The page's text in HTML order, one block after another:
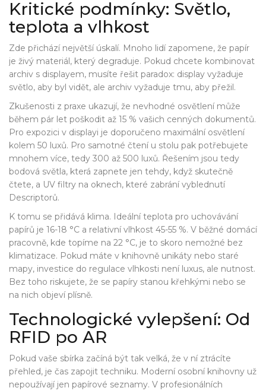
Kritické podmínky: Světlo,
teplota a vlhkost
Zde přichází největší úskalí. Mnoho lidí zapomene, že papír
je živý materiál, který degraduje. Pokud chcete kombinovat
archiv s displayem, musíte řešit paradox: display vyžaduje
světlo, aby byl vidět, ale archiv vyžaduje tmu, aby přežil.
Zkušenosti z praxe ukazují, že nevhodné osvětlení může
během pár let poškodit až 15 % vašich cenných dokumentů.
Pro expozici v displayi je doporučeno maximální osvětlení
kolem 50 luxů. Pro samotné čtení u stolu pak potřebujete
mnohem více, tedy 300 až 500 luxů. Řešením jsou tedy
bodová světla, která zapnete jen tehdy, když skutečně
čtete, a UV filtry na oknech, které zabrání vyblednutí
Descriptorů.
K tomu se přidává klima. Ideální teplota pro uchovávání
papírů je 16-18 °C a relativní vlhkost 45-55 %. V běžné domácí
pracovně, kde topíme na 22 °C, je to skoro nemožné bez
klimatizace. Pokud máte v knihovně unikáty nebo staré
mapy, investice do regulace vlhkosti není luxus, ale nutnost.
Bez toho riskujete, že se papíry stanou křehkými nebo se
na nich objeví plísně.
Technologické vylepšení: Od
RFID po AR
Pokud vaše sbírka začíná být tak velká, že v ní ztrácíte
přehled, je čas zapojit techniku. Moderní osobní knihovny už
nepoužívají jen papírové seznamy. V profesionálních